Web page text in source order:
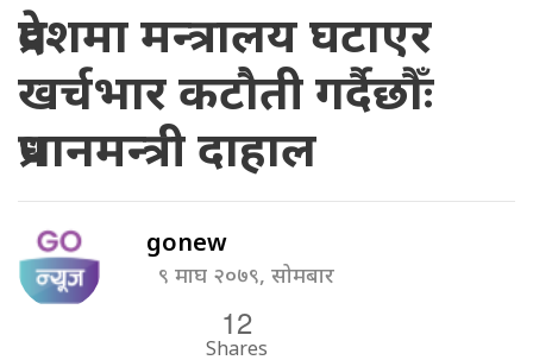
प्रदेशमा मन्त्रालय घटाएर
खर्चभार कटौती गर्दैछौँः
प्रधानमन्त्री दाहाल
gonew
९ माघ २०७९, सोमबार
12
Shares